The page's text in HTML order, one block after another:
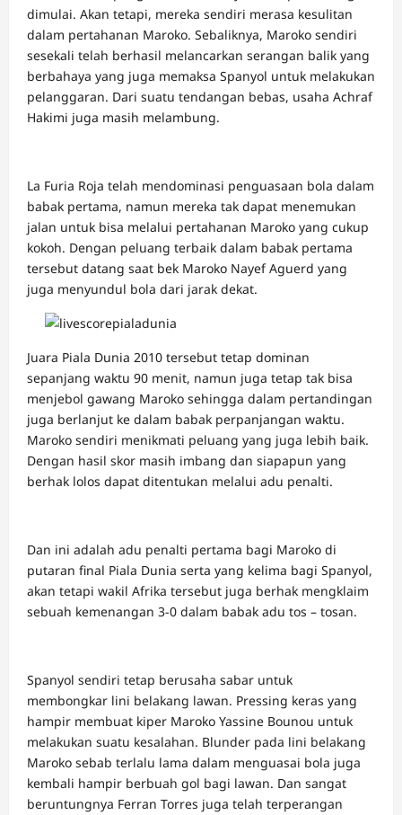
dimulai. Akan tetapi, mereka sendiri merasa kesulitan
dalam pertahanan Maroko. Sebaliknya, Maroko sendiri
sesekali telah berhasil melancarkan serangan balik yang
berbahaya yang juga memaksa Spanyol untuk melakukan
pelanggaran. Dari suatu tendangan bebas, usaha Achraf
Hakimi juga masih melambung.
La Furia Roja telah mendominasi penguasaan bola dalam
babak pertama, namun mereka tak dapat menemukan
jalan untuk bisa melalui pertahanan Maroko yang cukup
kokoh. Dengan peluang terbaik dalam babak pertama
tersebut datang saat bek Maroko Nayef Aguerd yang
juga menyundul bola dari jarak dekat.
Juara Piala Dunia 2010 tersebut tetap dominan
sepanjang waktu 90 menit, namun juga tetap tak bisa
menjebol gawang Maroko sehingga dalam pertandingan
juga berlanjut ke dalam babak perpanjangan waktu.
Maroko sendiri menikmati peluang yang juga lebih baik.
Dengan hasil skor masih imbang dan siapapun yang
berhak lolos dapat ditentukan melalui adu penalti.
Dan ini adalah adu penalti pertama bagi Maroko di
putaran final Piala Dunia serta yang kelima bagi Spanyol,
akan tetapi wakil Afrika tersebut juga berhak mengklaim
sebuah kemenangan 3-0 dalam babak adu tos – tosan.
Spanyol sendiri tetap berusaha sabar untuk
membongkar lini belakang lawan. Pressing keras yang
hampir membuat kiper Maroko Yassine Bounou untuk
melakukan suatu kesalahan. Blunder pada lini belakang
Maroko sebab terlalu lama dalam menguasai bola juga
kembali hampir berbuah gol bagi lawan. Dan sangat
beruntungnya Ferran Torres juga telah terperangan